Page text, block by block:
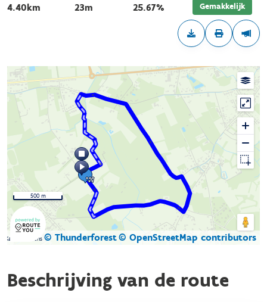
4.40km 23m 25.67% Gemakkelijk
Kaartgegevens © Thunderforest© OpenStreetMap contributors
500 m
Beschrijving van de route